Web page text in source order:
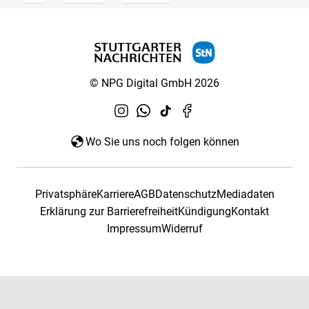
© NPG Digital GmbH 2026
Wo Sie uns noch folgen können
PrivatsphäreKarriereAGBDatenschutzMediadaten
Erklärung zur BarrierefreiheitKündigungKontakt
ImpressumWiderruf